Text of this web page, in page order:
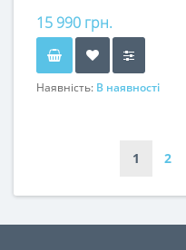
15 990 грн.
Наявність: В наявності
1 2